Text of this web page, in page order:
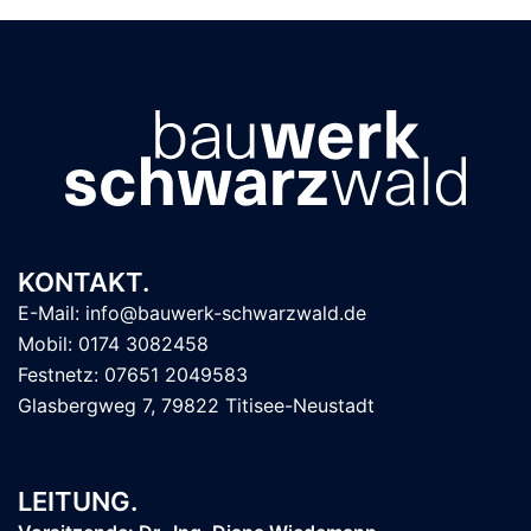
KONTAKT.
E-Mail: info@bauwerk-schwarzwald.de
Mobil: 0174 3082458
Festnetz: 07651 2049583
Glasbergweg 7, 79822 Titisee-Neustadt
LEITUNG.